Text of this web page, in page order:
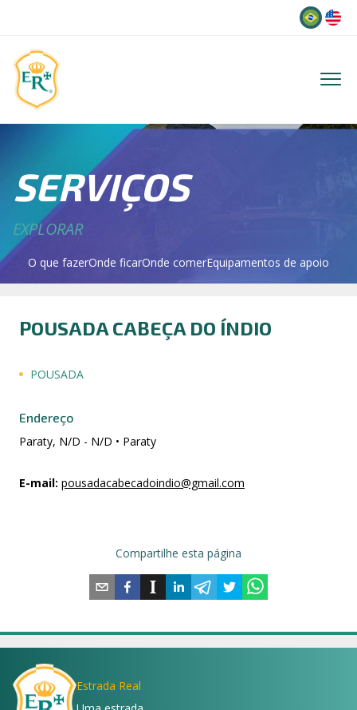
SERVIÇOS
EXPLORAR
O que fazerOnde ficarOnde comerEquipamentos de apoio
POUSADA CABEÇA DO ÍNDIO
POUSADA
Endereço
Paraty, N/D - N/D • Paraty
E-mail: pousadacabecadoindio@gmail.com
Compartilhe esta página
Estrada Real